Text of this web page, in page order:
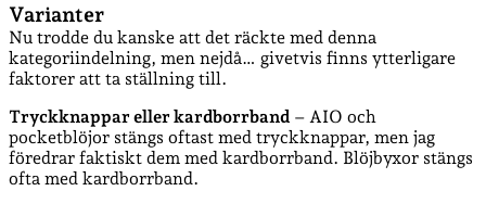
Varianter
Nu trodde du kanske att det räckte med denna
kategoriindelning, men nejdå… givetvis finns ytterligare
faktorer att ta ställning till.
Tryckknappar eller kardborrband – AIO och
pocketblöjor stängs oftast med tryckknappar, men jag
föredrar faktiskt dem med kardborrband. Blöjbyxor stängs
ofta med kardborrband.